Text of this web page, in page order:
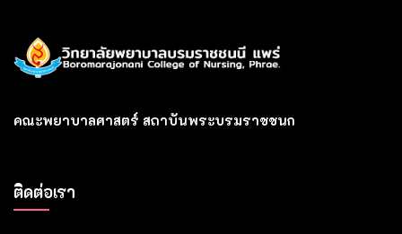
คณะพยาบาลศาสตร์ สถาบันพระบรมราชชนก
ติดต่อเรา